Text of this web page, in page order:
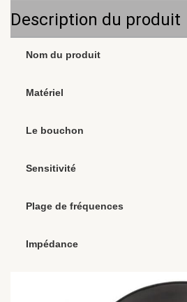
Description du produit
Nom du produit
Matériel
Le bouchon
Sensitivité
Plage de fréquences
Impédance